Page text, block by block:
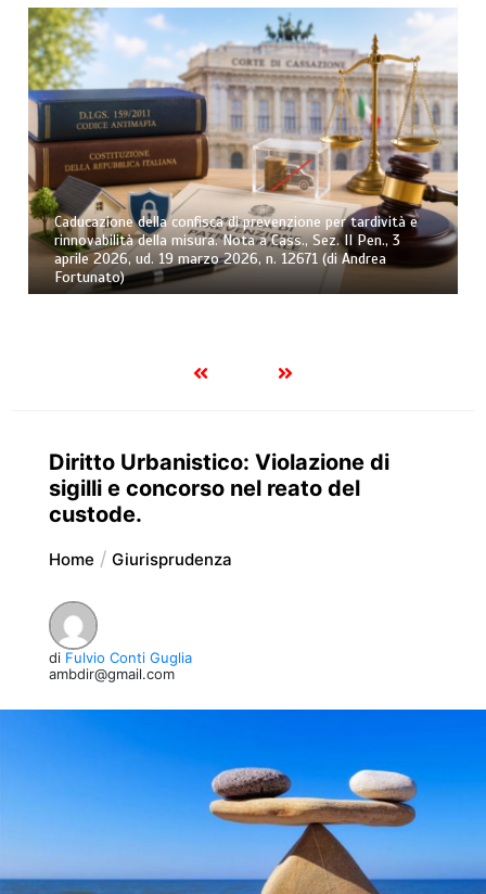
Caducazione della confisca di prevenzione per tardività e
rinnovabilità della misura. Nota a Cass., Sez. II Pen., 3
aprile 2026, ud. 19 marzo 2026, n. 12671 (di Andrea
Fortunato)
Diritto Urbanistico: Violazione di
sigilli e concorso nel reato del
custode.
Home Giurisprudenza
di Fulvio Conti Guglia
ambdir@gmail.com